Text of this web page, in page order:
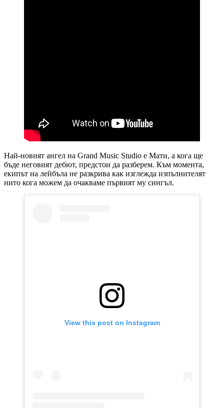
Най-новият ангел на Grand Music Studio е Мати, а кога ще
бъде неговият дебют, предстои да разберем. Към момента,
екипът на лейбъла не разкрива как изглежда изпълнителят
нито кога можем да очакваме първият му сингъл.
View this post on Instagram